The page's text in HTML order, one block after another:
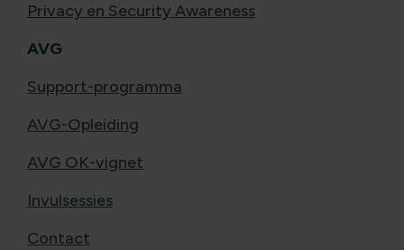
Privacy en Security Awareness
AVG
Support-programma
AVG-Opleiding
AVG OK-vignet
Invulsessies
Contact